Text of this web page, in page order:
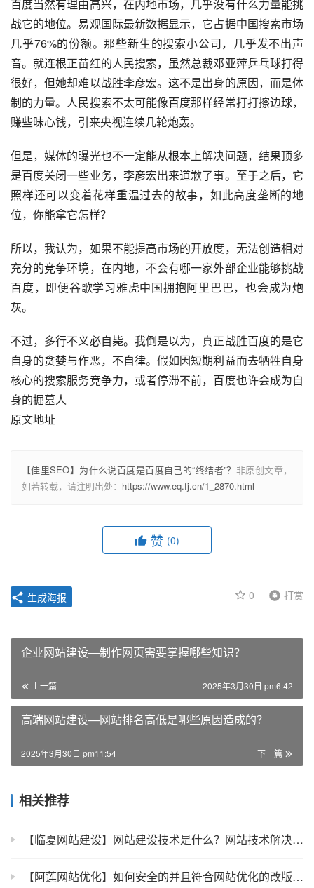
百度当然有理由高兴，在内地市场，几乎没有什么力量能挑
战它的地位。易观国际最新数据显示，它占据中国搜索市场
几乎76%的份额。那些新生的搜索小公司，几乎发不出声
音。就连根正苗红的人民搜索，虽然总裁邓亚萍乒乓球打得
很好，但她却难以战胜李彦宏。这不是出身的原因，而是体
制的力量。人民搜索不太可能像百度那样经常打打擦边球，
赚些昧心钱，引来央视连续几轮炮轰。
但是，媒体的曝光也不一定能从根本上解决问题，结果顶多
是百度关闭一些业务，李彦宏出来道歉了事。至于之后，它
照样还可以变着花样重温过去的故事，如此高度垄断的地
位，你能拿它怎样？
所以，我认为，如果不能提高市场的开放度，无法创造相对
充分的竞争环境，在内地，不会有哪一家外部企业能够挑战
百度，即便谷歌学习雅虎中国拥抱阿里巴巴，也会成为炮
灰。
不过，多行不义必自毙。我倒是以为，真正战胜百度的是它
自身的贪婪与作恶，不自律。假如因短期利益而去牺牲自身
核心的搜索服务竞争力，或者停滞不前，百度也许会成为自
身的掘墓人
原文地址
【佳里SEO】为什么说百度是百度自己的“终结者”？ 非原创文章，
如若转载，请注明出处： https://www.eq.fj.cn/1_2870.html
赞 (0)
0 打赏
生成海报
企业网站建设—制作网页需要掌握哪些知识？
上一篇 2025年3月30日 pm6:42
高端网站建设—网站排名高低是哪些原因造成的？
下一篇
2025年3月30日 pm11:54
相关推荐
【临夏网站建设】网站建设技术是什么？网站技术解决方案的介绍
【阿莲网站优化】如何安全的并且符合网站优化的改版网站